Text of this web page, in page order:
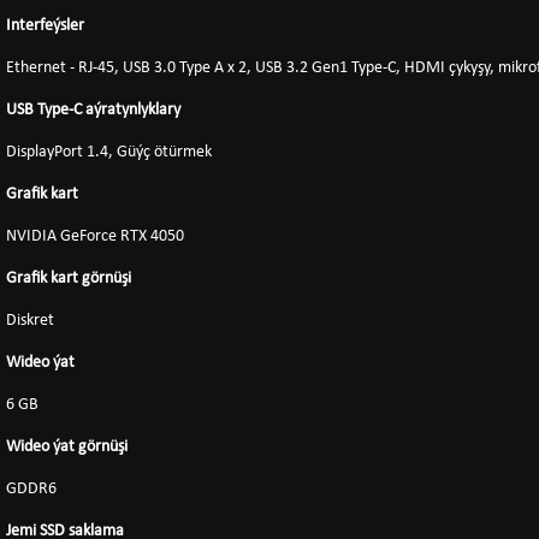
Interfeýsler
Ethernet - RJ-45, USB 3.0 Type A x 2, USB 3.2 Gen1 Type-C, HDMI çykyşy,
USB Type-C aýratynlyklary
DisplayPort 1.4, Güýç ötürmek
Grafik kart
NVIDIA GeForce RTX 4050
Grafik kart görnüşi
Diskret
Wideo ýat
6 GB
Wideo ýat görnüşi
GDDR6
Jemi SSD saklama